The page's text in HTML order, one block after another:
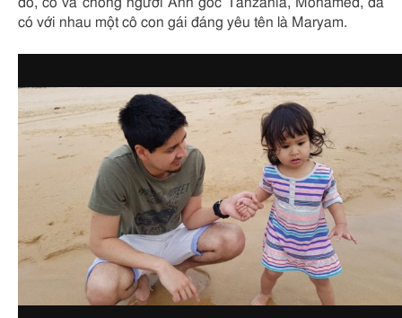
có với nhau một cô con gái đáng yêu tên là Maryam.